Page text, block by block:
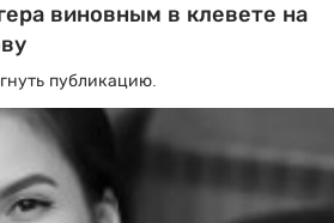
виновным в клевете на
публикацию.